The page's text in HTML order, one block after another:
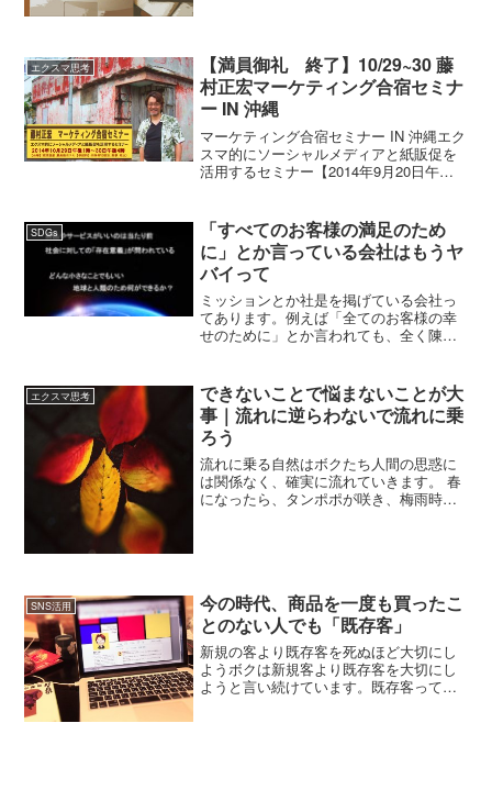
だと思うのです。テクノ...
エクスマ思考
【満員御礼 終了】10/29~30 藤
村正宏マーケティング合宿セミナ
ー IN 沖縄
マーケティング合宿セミナー IN 沖縄エク
スマ的にソーシャルメディアと紙販促を
活用するセミナー【2014年9月20日午後1
コミュニケーションが多様化している現
代、あな...
SDGs
「すべてのお客様の満足のため
に」とか言っている会社はもうヤ
バイって
ミッションとか社是を掲げている会社っ
てあります。例えば「全てのお客様の幸
せのために」とか言われても、全く陳腐
いんじゃないってこと。社会のどんな課
題を解決しようとしているのか。世の中
にどんな体験を提供しているのか。それ
を明確にする必要があるのです。どんな
小さな事でもいいから、地球と人類に何
ができるかって考えて欲しいってことで
す。例えば下請けをいじめない。これも
SDGsです。従業員さんに給料をたくさん
がるわけです。何か本気でやばいと思わ
ないと、人間って行動しない。今、本当
にやばい状況になっているっていうこと
を認識して、できることから始めましょ
う。
エクスマ思考
できないことで悩まないことが大
事｜流れに逆らわないで流れに乗
ろう
流れに乗る自然はボクたち人間の思惑に
は関係なく、確実に流れていきます。 春
になったら、タンポポが咲き、梅雨時期
SNS活用
今の時代、商品を一度も買ったこ
とのない人でも「既存客」
新規の客より既存客を死ぬほど大切にし
ようボクは新規客より既存客を大切にし
ようと言い続けています。既存客ってい